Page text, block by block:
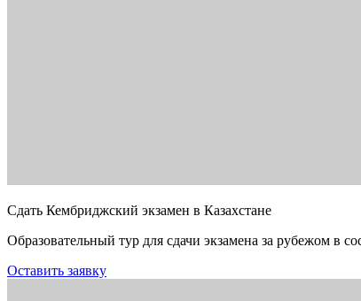
Сдать Кембриджский экзамен в Казахстане
Образовательный тур для сдачи экзамена за рубежом в
Оставить заявку